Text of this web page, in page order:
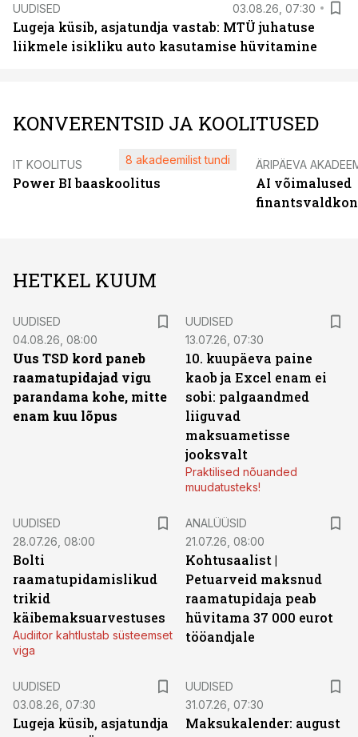
UUDISED 03.08.26, 07:30
Lugeja küsib, asjatundja vastab: MTÜ juhatuse
liikmele isikliku auto kasutamise hüvitamine
KONVERENTSID JA KOOLITUSED
IT KOOLITUS
Power BI baaskoolitus
8 akadeemilist tundi ÄRIPÄEVA
AI võimalused
HETKEL KUUM
UUDISED
04.08.26, 08:00
Uus TSD kord paneb
raamatupidajad vigu
parandama kohe, mitte
enam kuu lõpus
UUDISED
13.07.26, 07:30
10. kuupäeva paine
kaob ja Excel enam ei
sobi: palgaandmed
liiguvad
maksuametisse
jooksvalt
Praktilised nõuanded
muudatusteks!
UUDISED
28.07.26, 08:00
Bolti
raamatupidamislikud
trikid
käibemaksuarvestuses
Audiitor kahtlustab süsteemset
viga
ANALÜÜSID
21.07.26, 08:00
Kohtusaalist |
Petuarveid maksnud
raamatupidaja peab
hüvitama 37 000 eurot
tööandjale
UUDISED
03.08.26, 07:30
Lugeja küsib, asjatundja
UUDISED
31.07.26, 07:30
Maksukalender: august